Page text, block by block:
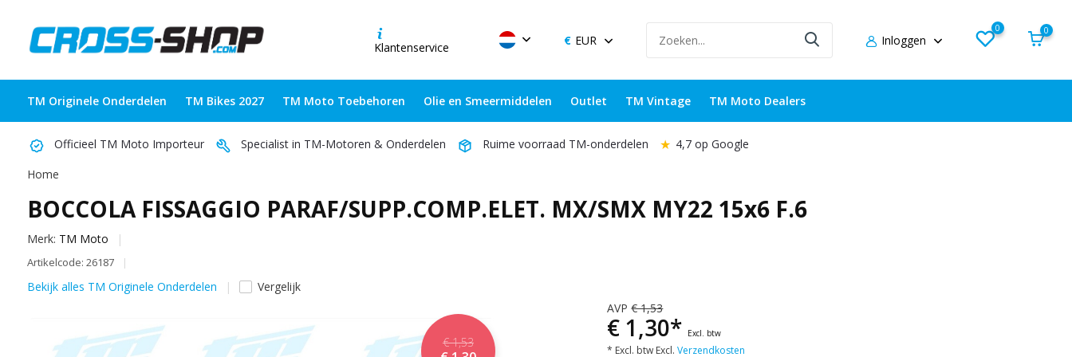
Klantenservice EUR Inloggen
0 0
TM Originele Onderdelen TM Bikes 2027 TM Moto Toebehoren Olie en Smeermiddelen Outlet TM Vintage TM Moto Dealers
Officieel TM Moto Importeur Specialist in TM-Motoren & Onderdelen Ruime voorraad TM-onderdelen ★ 4,7 op Google
Home
BOCCOLA FISSAGGIO PARAF/SUPP.COMP.ELET. MX/SMX MY22 15x6 F.6
Merk: TM Moto
Artikelcode: 26187
Bekijk alles TM Originele Onderdelen Vergelijk
€ 1,53
AVP€ 1,53
€ 1,30* Excl. btw
* Excl. btw Excl.Verzendkosten